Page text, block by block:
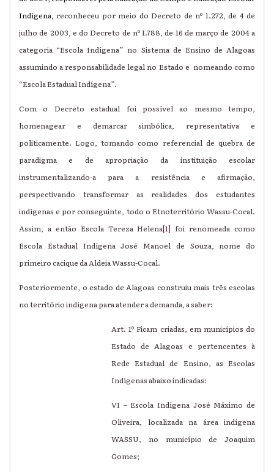
Indígena, reconheceu por meio do Decreto de nº 1.272, de 4 de
julho de 2003, e do Decreto de nº 1.788, de 16 de março de 2004 a
categoria “Escola Indígena” no Sistema de Ensino de Alagoas
assumindo a responsabilidade legal no Estado e nomeando como
“Escola Estadual Indígena”.
Com o Decreto estadual foi possível ao mesmo tempo,
homenagear e demarcar simbólica, representativa e
politicamente. Logo, tomando como referencial de quebra de
paradigma e de apropriação da instituição escolar
instrumentalizando-a para a resistência e afirmação,
perspectivando transformar as realidades dos estudantes
indígenas e por conseguinte, todo o Etnoterritório Wassu-Cocal.
Assim, a então Escola Tereza Helena[1] foi renomeada como
Escola Estadual Indígena José Manoel de Souza, nome do
primeiro cacique da Aldeia Wassu-Cocal.
Posteriormente, o estado de Alagoas construiu mais três escolas
no território indígena para atender a demanda, a saber:
Art. 1º Ficam criadas, em municípios do
Estado de Alagoas e pertencentes à
Rede Estadual de Ensino, as Escolas
Indígenas abaixo indicadas:
VI – Escola Indígena José Máximo de
Oliveira, localizada na área indígena
WASSU, no município de Joaquim
Gomes;